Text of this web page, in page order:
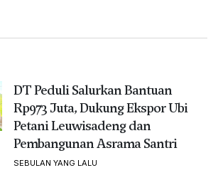
DT Peduli Salurkan Bantuan
Rp973 Juta, Dukung Ekspor Ubi
Petani Leuwisadeng dan
Pembangunan Asrama Santri
SEBULAN YANG LALU